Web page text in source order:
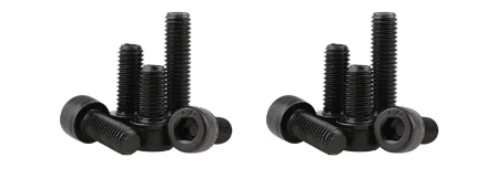
10.9
bruni
12.9
bruni